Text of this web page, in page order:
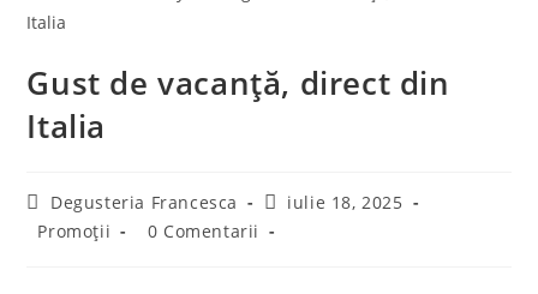
Gust de vacanță, direct din
Italia
Degusteria Francesca
iulie 18, 2025
Promoții
0 Comentarii